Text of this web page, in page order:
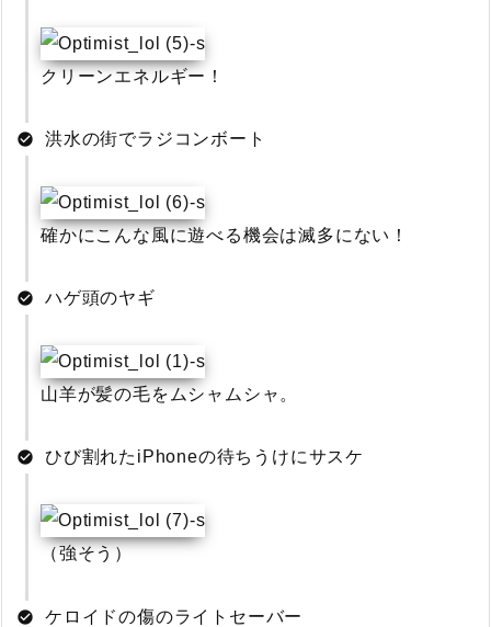
クリーンエネルギー！
洪水の街でラジコンボート
確かにこんな風に遊べる機会は滅多にない！
ハゲ頭のヤギ
山羊が髪の毛をムシャムシャ。
ひび割れたiPhoneの待ちうけにサスケ
（強そう）
ケロイドの傷のライトセーバー